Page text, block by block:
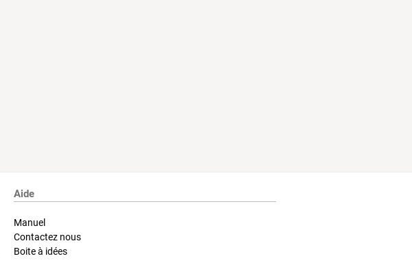
Aide
Manuel
Contactez nous
Boite à idées